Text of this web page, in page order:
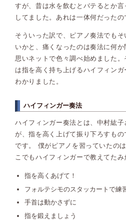
すが、昔は水を飲むとバテるとか
してました。あれは一体何だったの
そういった訳で、ピアノ奏法でも
いかと、痛くなったのは奏法に何
思いネットで色々調べ始めました
は指を高く持ち上げるハイフィン
わかりました。
ハイフィンガー奏法
ハイフィンガー奏法とは、中村紘
が、指を高く上げて振り下ろすも
です。 僕がピアノを習っていたの
こでもハイフィンガーで教えてたみ
指を高くあげて！
フォルテシモのスタッカートで練
手首は動かさずに
指を鍛えましょう